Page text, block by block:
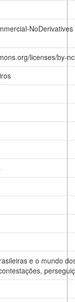
NoDerivatives
licenses/by-
e o mundo